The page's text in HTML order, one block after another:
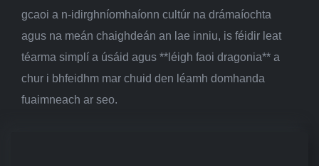
gcaoi a n-idirghníomhaíonn cultúr na drámaíochta
agus na meán chaighdeán an lae inniu, is féidir leat
téarma simplí a úsáid agus **léigh faoi dragonia** a
chur i bhfeidhm mar chuid den léamh domhanda
fuaimneach ar seo.